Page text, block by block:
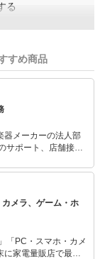
る
すめ商品
器メーカーの法人部
勤中は楽譜校正、楽
。プライベートで
メラ、ゲーム・ホ
「PC・スマホ・カメ
に家電量販店で最新